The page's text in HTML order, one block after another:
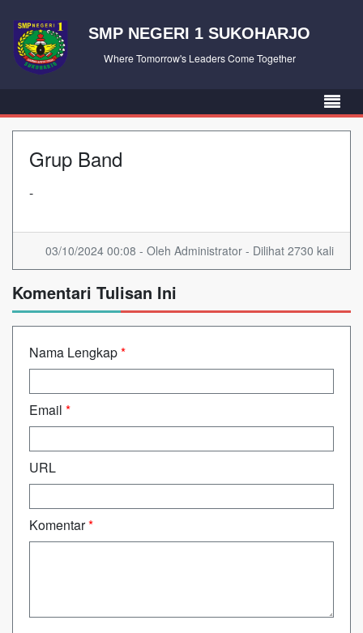
SMP NEGERI 1 SUKOHARJO
Where Tomorrow's Leaders Come Together
Grup Band
-
03/10/2024 00:08 - Oleh Administrator - Dilihat 2730 kali
Komentari Tulisan Ini
Nama Lengkap*
Email *
URL
Komentar*